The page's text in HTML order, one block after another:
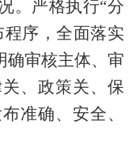
。 严格执行“分
序，全面落实
确审核主体、审
、政策关、保
准确、安全、